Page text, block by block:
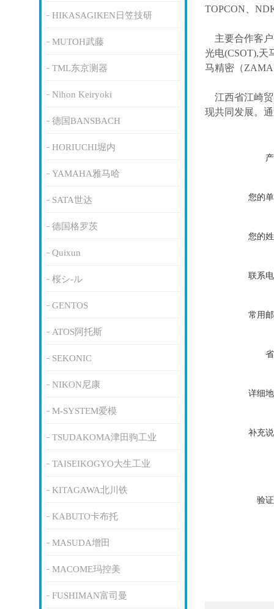
HIKASAGIKEN日笠技研
MUTOH武藤
TML东京测器
Nihon Keiryoki
德国BANSBACH
HORIUCHI堀内
YAMAHA雅马哈
SATA世达
德国格罗茨
Quixun
桜シ-ル
GENTOS
ATOS阿托斯
SEKONIC
NIKON尼康
M-SYSTEM爱模
TSUDAKOMA津田驹工业
TAISEIKOGYO大生工业
KITAGAWA北川铁
KABUTO卡布托
MASUDA增田
MACOME玛控美
FUSHIMAN富司曼
TOPCON、
主要合作客
光电(CSOT),天
马精密（
江西省江崎
现共同发展。
您的
您的
联系
常用
详细
补充
验